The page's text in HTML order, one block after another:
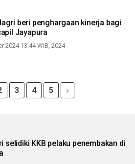
beri penghargaan kinerja bagi
Jayapura
2024 13:44 WIB, 2024
3 4 5
selidiki KKB pelaku penembakan di